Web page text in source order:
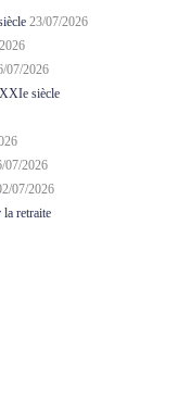
23/07/2026
07/2026
siècle
07/2026
07/2026
la retraite